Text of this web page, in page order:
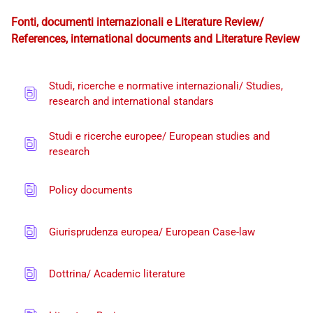
Fonti, documenti internazionali e Literature Review/
References, international documents and Literature Review
Studi, ricerche e normative internazionali/ Studies,
research and international standars
Studi e ricerche europee/ European studies and
researchDatabase
Policy documents
Giurisprudenza europea/ European Case-lawDatabase
Dottrina/ Academic literatureDatabase